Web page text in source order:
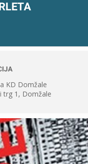
KD Domžale
trg 1, Domžale